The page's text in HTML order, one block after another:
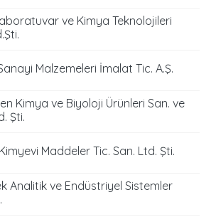
ve Kimya Teknolojileri
Malzemeleri İmalat Tic. A.Ş.
Kimya ve Biyoloji Ürünleri San. ve
Şti.
Maddeler Tic. San. Ltd. Şti.
Analitik ve Endüstriyel Sistemler